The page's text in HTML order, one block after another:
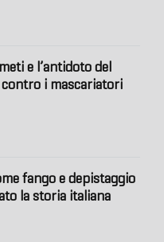
e l’antidoto del
i mascariatori
fango e depistaggio
la storia italiana